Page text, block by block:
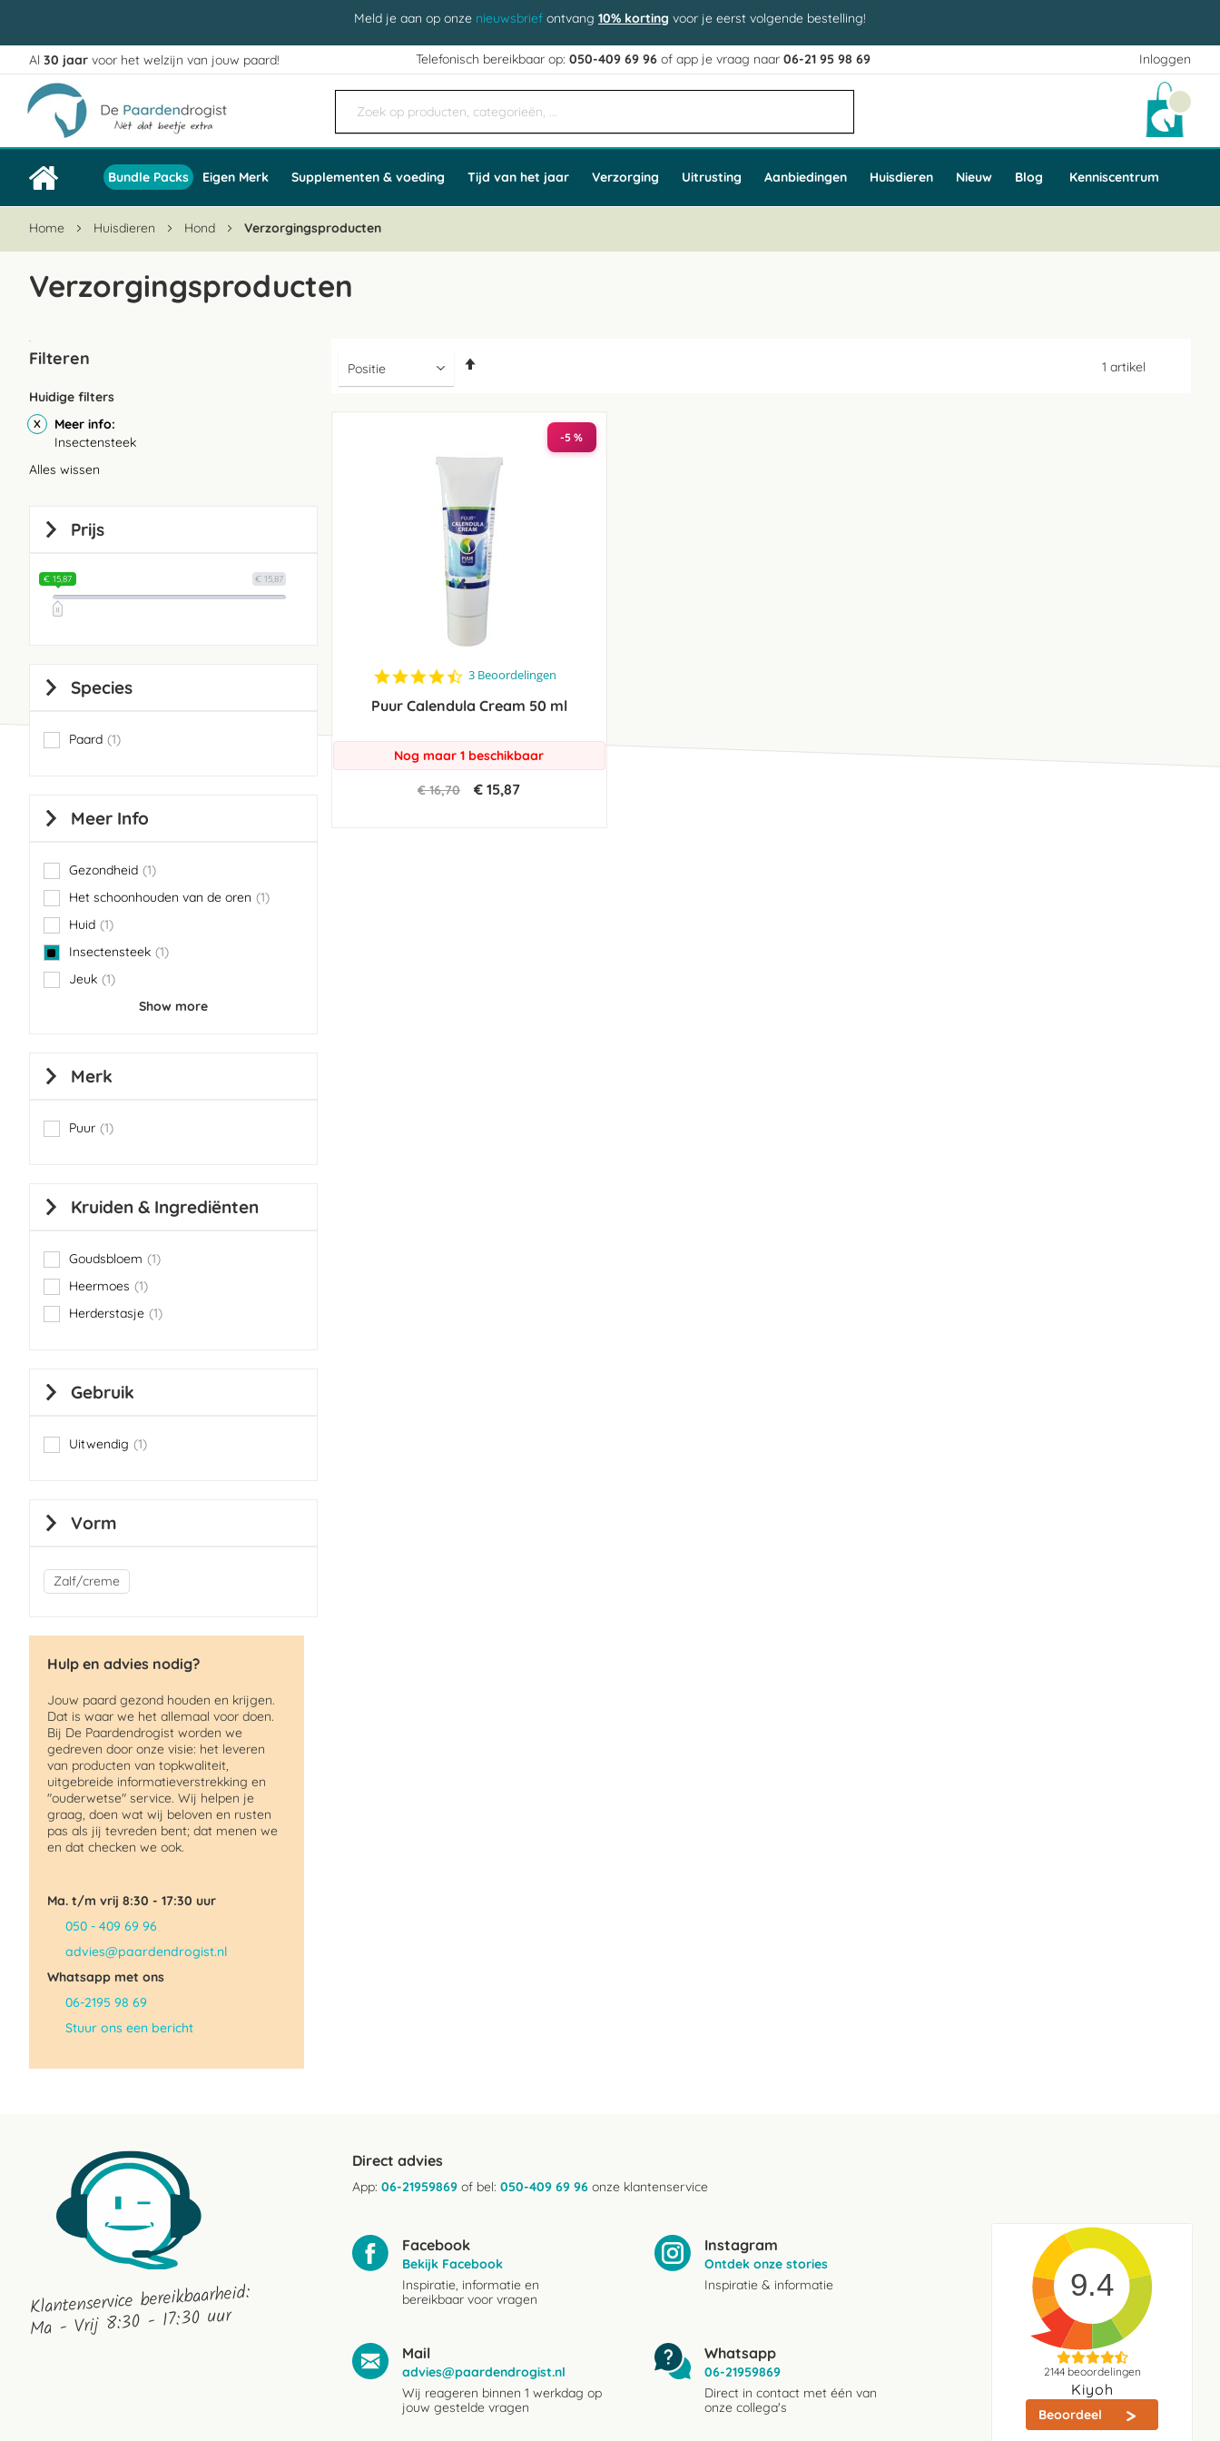
Meld je aan op onze nieuwsbrief ontvang 10% korting voor je eerst volgende bestelling!
Inloggen
Ga
naar
de
inhoud
Al 30 jaar voor het welzijn van jouw paard! Telefonisch bereikbaar op:050-409 69 96 of app je vraag naar06-21 95 98 69
Bundle Packs Eigen Merk Supplementen & voeding Tijd van het jaar Verzorging Uitrusting Aanbiedingen Huisdieren Nieuw Blog Kenniscentrum
Home Huisdieren Hond Verzorgingsproducten
Verzorgingsproducten
1 artikel
-5 %
4.3
rating
3 Beoordelingen
Puur Calendula Cream 50 ml
Nog maar 1 beschikbaar
€ 16,70 € 15,87
Filteren
Huidige filters
Meer info
Insectensteek
Alles wissen
Prijs
€ 15,87
€ 15,87
Species
Paard 1
item
Meer Info
Gezondheid 1
item
Het schoonhouden van de oren
1
item
Huid 1
item
Insectensteek 1
item
Jeuk 1
item
Show more
Merk
Puur 1
item
Kruiden & Ingrediënten
Goudsbloem 1
item
Heermoes
1
item
Herderstasje 1
item
Gebruik
Uitwendig 1
item
Vorm
Zalf/creme
Hulp en advies nodig?
Jouw paard gezond houden en krijgen.
Dat is waar we het allemaal voor doen.
Bij De Paardendrogist worden we
gedreven door onze visie: het leveren
van producten van topkwaliteit,
uitgebreide informatieverstrekking en
"ouderwetse" service. Wij helpen je
graag, doen wat wij beloven en rusten
pas als jij tevreden bent; dat menen we
en dat checken we ook.
Ma. t/m vrij 8:30 - 17:30 uur
050 - 409 69 96
advies@paardendrogist.nl
Whatsapp met ons
06-2195 98 69
Stuur ons een bericht
Klantenservice bereikbaarheid:
Ma - Vrij 8:30 - 17:30 uur
Direct advies
App: 06-21959869 of bel: 050-409 69 96 onze klantenservice
Facebook
Bekijk Facebook
Inspiratie, informatie en
bereikbaar voor vragen
Instagram
Ontdek onze stories
Inspiratie & informatie
Mail
advies@paardendrogist.nl
Wij reageren binnen 1 werkdag op
jouw gestelde vragen
Whatsapp
06-21959869
Direct in contact met één van
onze collega's
9.4
2144beoordelingen
Kiyoh
Beoordeel